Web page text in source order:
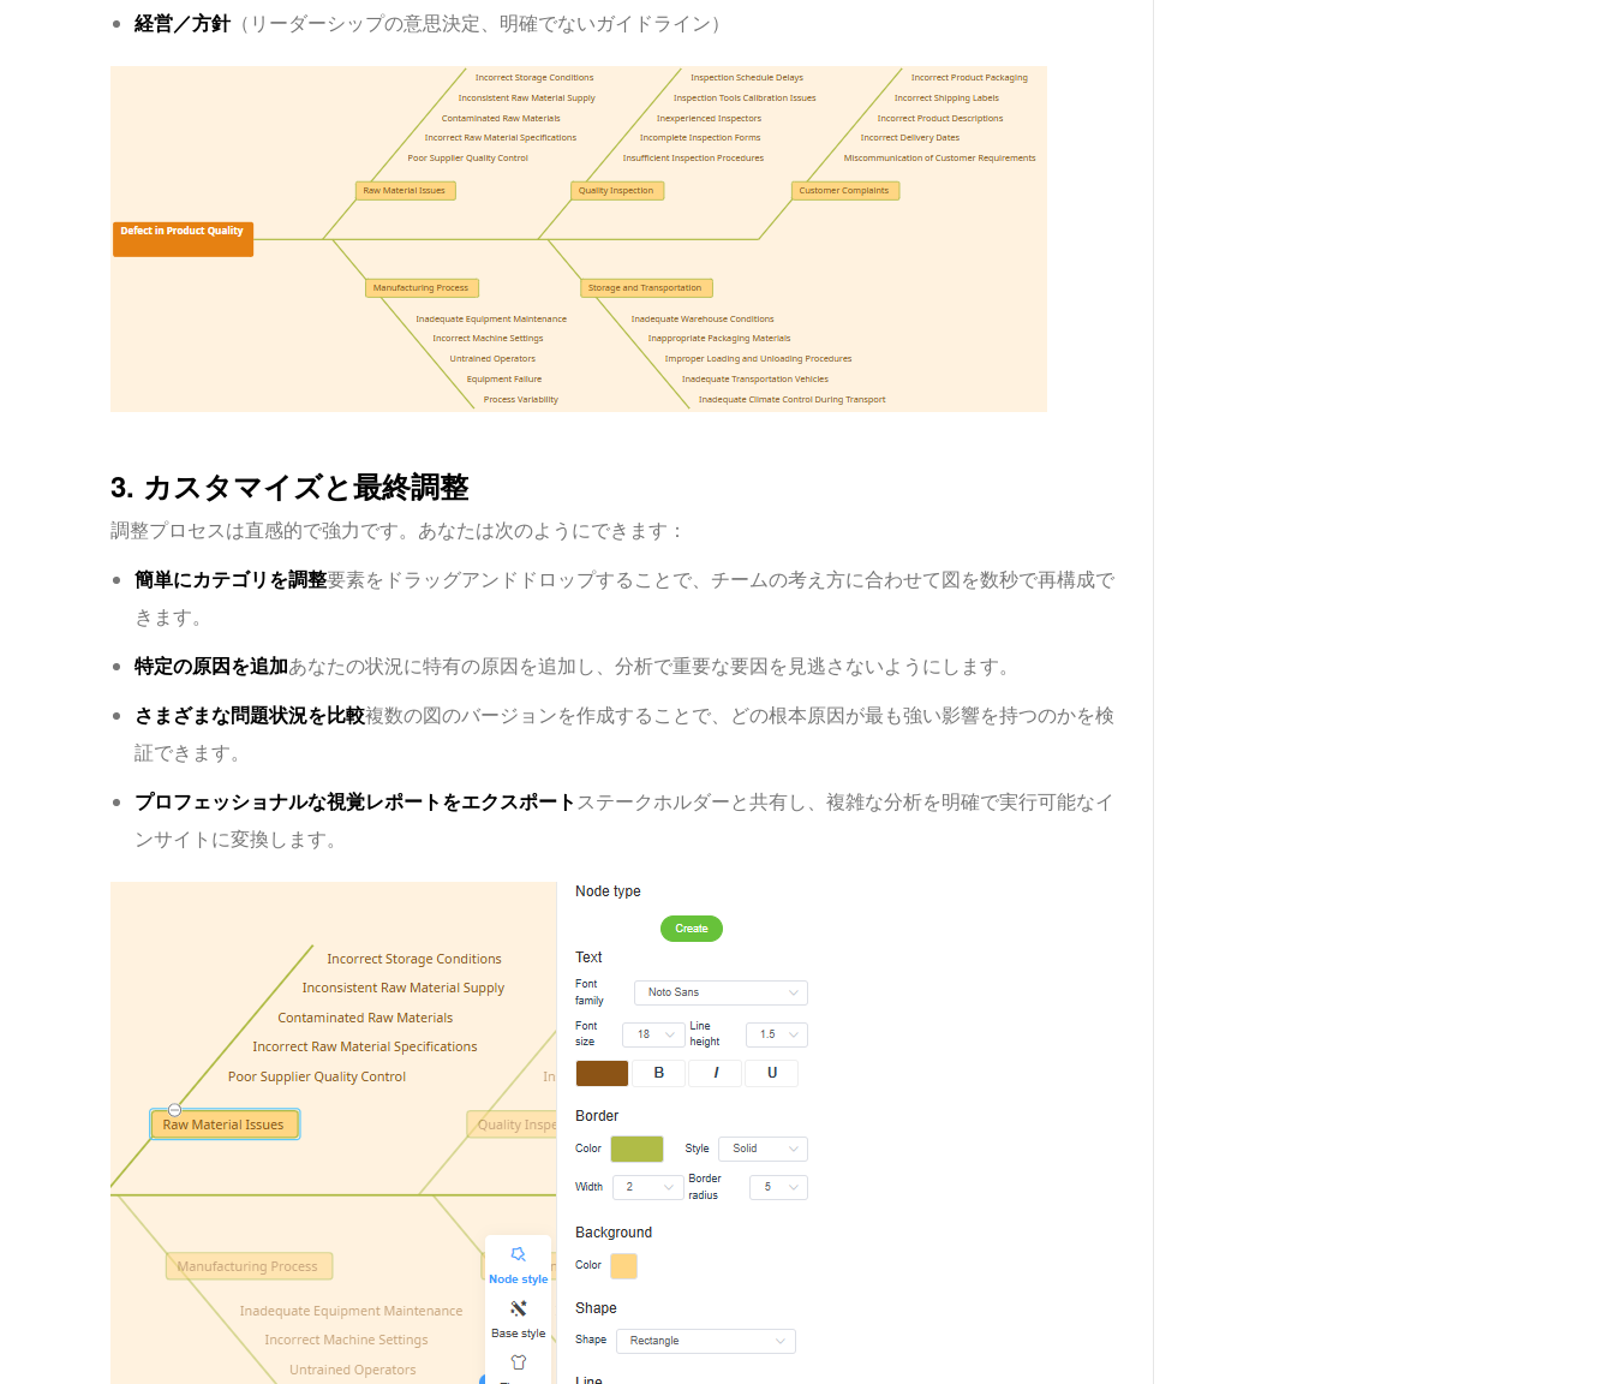
経営／方針（リーダーシップの意思決定、明確でないガイドライン）
3. カスタマイズと最終調整
調整プロセスは直感的で強力です。あなたは次のようにできます：
簡単にカテゴリを調整要素をドラッグアンドドロップすることで、チームの考え方に合わせて図を数秒で再構成で
きます。
特定の原因を追加あなたの状況に特有の原因を追加し、分析で重要な要因を見逃さないようにします。
さまざまな問題状況を比較複数の図のバージョンを作成することで、どの根本原因が最も強い影響を持つのかを検
証できます。
プロフェッショナルな視覚レポートをエクスポートステークホルダーと共有し、複雑な分析を明確で実行可能なイ
ンサイトに変換します。